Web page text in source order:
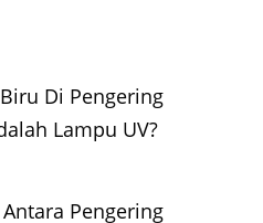
Di Pengering
Lampu UV?
Pengering